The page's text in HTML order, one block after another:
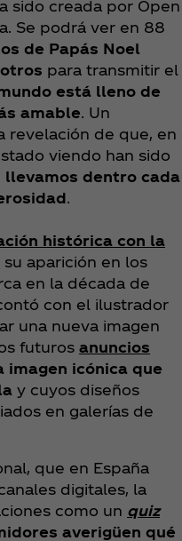
sido creada por Open
Se podrá ver en 88
de Papás Noel
para transmitir el
está lleno de
amable . Un
revelación de que, en
viendo han sido
llevamos dentro cada
histórica con la
su aparición en los
en la década de
contó con el ilustrador
una nueva imagen
futuros anuncios
imagen icónica que
y cuyos diseños
en galerías de
que en España
digitales, la
como un quiz
averigüen qué